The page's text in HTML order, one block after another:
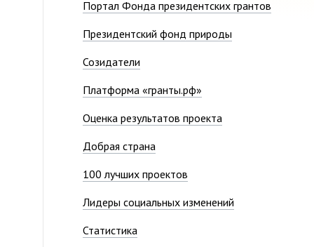
Портал Фонда президентских грантов
Президентский фонд природы
Созидатели
Платформа «гранты.рф»
Оценка результатов проекта
Добрая страна
100 лучших проектов
Лидеры социальных изменений
Статистика